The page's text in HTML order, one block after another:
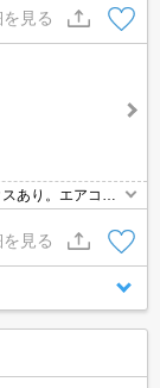
見る
あり。エアコン
見る